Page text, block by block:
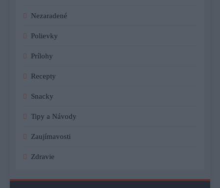
Nezaradené
Polievky
Prílohy
Recepty
Snacky
Tipy a Návody
Zaujímavosti
Zdravie